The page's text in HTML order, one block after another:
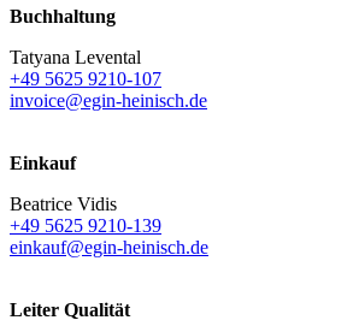
Buchhaltung
Tatyana Levental
+49 5625 9210-107
invoice@egin-heinisch.de
Einkauf
Beatrice Vidis
+49 5625 9210-139
einkauf@egin-heinisch.de
Leiter Qualität